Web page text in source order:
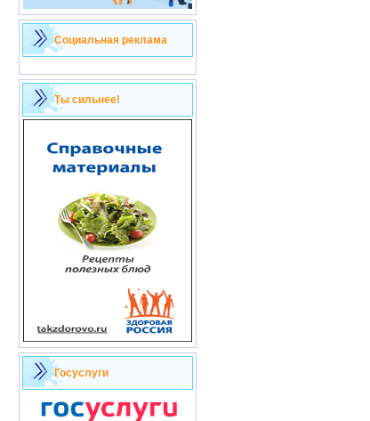
Социальная реклама
Ты сильнее!
Госуслуги